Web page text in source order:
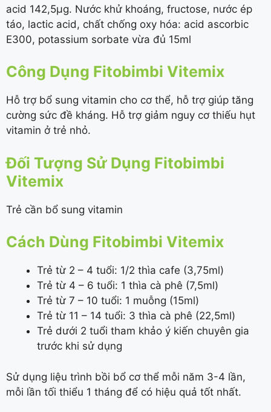
acid 142,5µg. Nước khử khoáng, fructose, nước ép
táo, lactic acid, chất chống oxy hóa: acid ascorbic
E300, potassium sorbate vừa đủ 15ml
Công Dụng Fitobimbi Vitemix
Hỗ trợ bổ sung vitamin cho cơ thể, hỗ trợ giúp tăng
cường sức đề kháng. Hỗ trợ giảm nguy cơ thiếu hụt
vitamin ở trẻ nhỏ.
Đối Tượng Sử Dụng Fitobimbi
Vitemix
Trẻ cần bổ sung vitamin
Cách Dùng Fitobimbi Vitemix
Trẻ từ 2 – 4 tuổi: 1/2 thìa cafe (3,75ml)
Trẻ từ 4 – 6 tuổi: 1 thìa cà phê (7,5ml)
Trẻ từ 7 – 10 tuổi: 1 muỗng (15ml)
Trẻ từ 11 – 14 tuổi: 3 thìa cà phê (22,5ml)
Trẻ dưới 2 tuổi tham khảo ý kiến chuyên gia
trước khi sử dụng
Sử dụng liệu trình bồi bổ cơ thể mỗi năm 3-4 lần,
mỗi lần tối thiểu 1 tháng để có hiệu quả tốt nhất.